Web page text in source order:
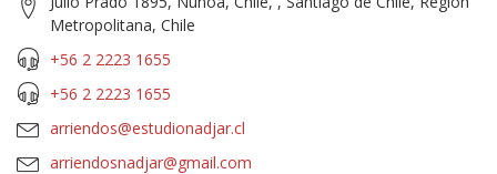
Metropolitana, Chile
+56 2 2223 1655
+56 2 2223 1655
arriendos@estudionadjar.cl
arriendosnadjar@gmail.com